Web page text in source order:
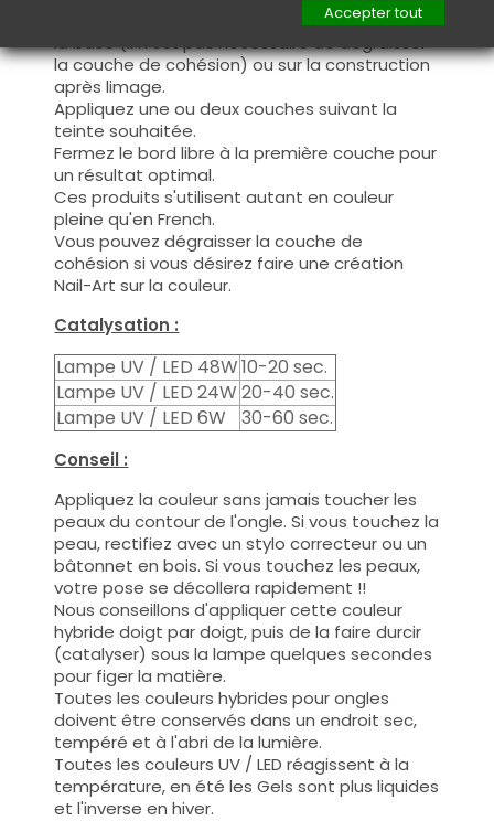
Cette couleur s'applique avec son pinceau sur
la base (il n'est pas nécessaire de dégraisser
la couche de cohésion) ou sur la construction
après limage.
Appliquez une ou deux couches suivant la
teinte souhaitée.
Fermez le bord libre à la première couche pour
un résultat optimal.
Ces produits s'utilisent autant en couleur
pleine qu'en French.
Vous pouvez dégraisser la couche de
cohésion si vous désirez faire une création
Nail-Art sur la couleur.
Catalysation :
Lampe UV / LED 48W10-20 sec.
Lampe UV / LED 24W 20-40 sec.
Lampe UV / LED 6W
30-60 sec.
Conseil :
Appliquez la couleur sans jamais toucher les
peaux du contour de l'ongle. Si vous touchez la
peau, rectifiez avec un stylo correcteur ou un
bâtonnet en bois. Si vous touchez les peaux,
votre pose se décollera rapidement !!
Nous conseillons d'appliquer cette couleur
hybride doigt par doigt, puis de la faire durcir
(catalyser) sous la lampe quelques secondes
pour figer la matière.
Toutes les couleurs hybrides pour ongles
doivent être conservés dans un endroit sec,
tempéré et à l'abri de la lumière.
Toutes les couleurs UV / LED réagissent à la
température, en été les Gels sont plus liquides
et l'inverse en hiver.
Accepter tout